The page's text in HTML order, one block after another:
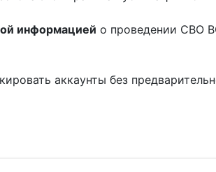
информацией о проведении СВО
аккаунты без